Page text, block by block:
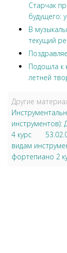
Старчак
будущего:
В
текущий
Подошла к
летней
Другие
4 курс
видам
фортепиано 2